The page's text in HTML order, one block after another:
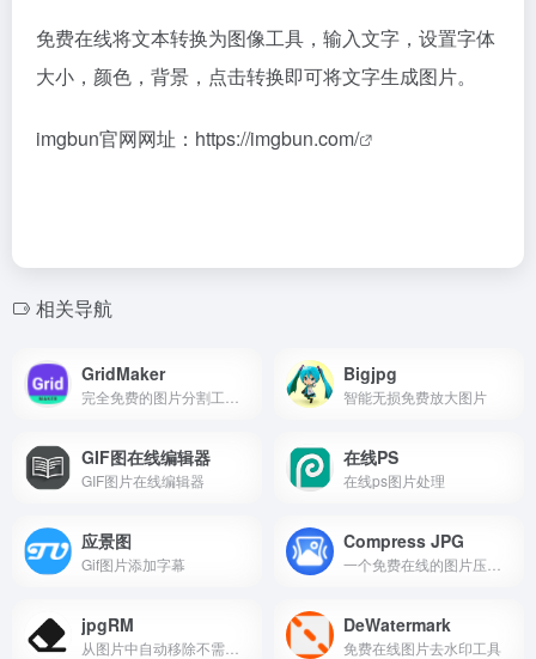
免费在线将文本转换为图像工具，输入文字，设置字体
大小，颜色，背景，点击转换即可将文字生成图片。
imgbun官网网址： https://imgbun.com/
相关导航
GridMaker Bigjpg
智能无损免费放大图片
GIF图在线编辑器
GIF图片在线编辑器
在线PS
在线ps图片处理
应景图
Gif图片添加字幕
Compress JPG
jpgRM DeWatermark
免费在线图片去水印工具